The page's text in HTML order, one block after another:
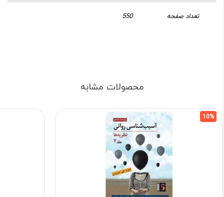
تعداد صفحه 550
محصولات مشابه
10%